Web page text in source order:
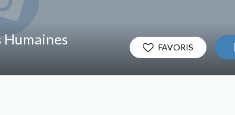
Humaines FAVORIS